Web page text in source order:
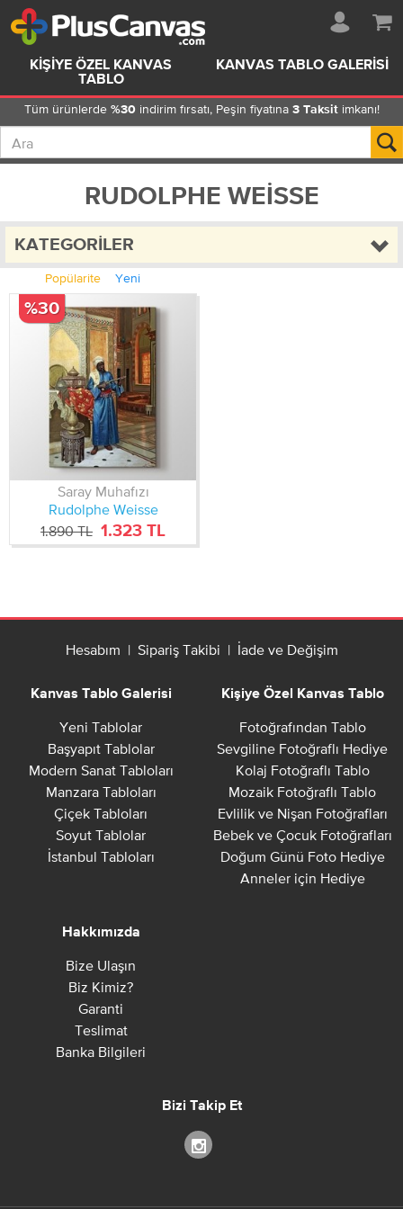
KIŞIYE ÖZEL KANVAS
TABLO
KANVAS TABLO GALERISI
Tüm ürünlerde %30 indirim fırsatı, Peşin fiyatına 3 Taksitimkanı!
RUDOLPHE WEISSE
KATEGORILER
Popülarite Yeni
Saray Muhafızı
Rudolphe Weisse
1.890 TL 1.323 TL
%30
Hesabım | Sipariş Takibi | İade ve Değişim
Kanvas Tablo Galerisi
Yeni Tablolar
Başyapıt Tablolar
Modern Sanat Tabloları
Manzara Tabloları
Çiçek Tabloları
Soyut Tablolar
İstanbul Tabloları
Kişiye Özel Kanvas Tablo
Fotoğrafından Tablo
Sevgiline Fotoğraflı Hediye
Kolaj Fotoğraflı Tablo
Mozaik Fotoğraflı Tablo
Evlilik ve Nişan Fotoğrafları
Bebek ve Çocuk Fotoğrafları
Doğum Günü Foto Hediye
Anneler için Hediye
Hakkımızda
Bize Ulaşın
Biz Kimiz?
Garanti
Teslimat
Banka Bilgileri
Bizi Takip Et